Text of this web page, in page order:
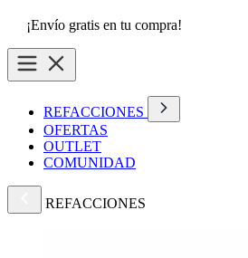
¡Envío gratis en tu compra!
REFACCIONES
OFERTAS
OUTLET
COMUNIDAD
REFACCIONES